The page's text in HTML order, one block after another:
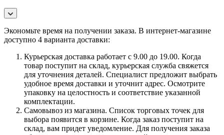
Экономьте время на получении заказа. В интернет-магазине
доступно 4 варианта доставки:
Курьерская доставка работает с 9.00 до 19.00. Когда
товар поступит на склад, курьерская служба свяжется
для уточнения деталей. Специалист предложит выбрать
удобное время доставки и уточнит адрес. Осмотрите
упаковку на целостность и соответствие указанной
комплектации.
Самовывоз из магазина. Список торговых точек для
выбора появится в корзине. Когда заказ поступит на
склад, вам придет уведомление. Для получения заказа